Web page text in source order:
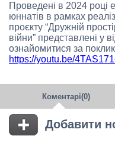
Проведені в 2024 році
юннатів в рамках
проєкту “Дружній
війни” представлені у
ознайомитися за
https://youtu.be/
Коментарі(0)
Добавити